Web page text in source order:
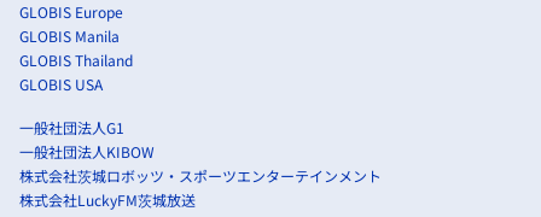
GLOBIS Europe
GLOBIS Manila
GLOBIS Thailand
GLOBIS USA
一般社団法人G1
一般社団法人KIBOW
株式会社茨城ロボッツ・スポーツエンターテインメント
株式会社LuckyFM茨城放送